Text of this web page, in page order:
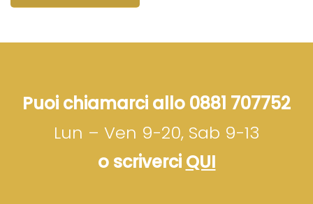
Puoi chiamarci allo 0881 707752
Lun – Ven 9-20, Sab 9-13
o scriverci QUI